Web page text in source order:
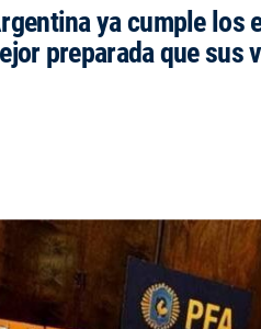
ya cumple los
preparada que sus